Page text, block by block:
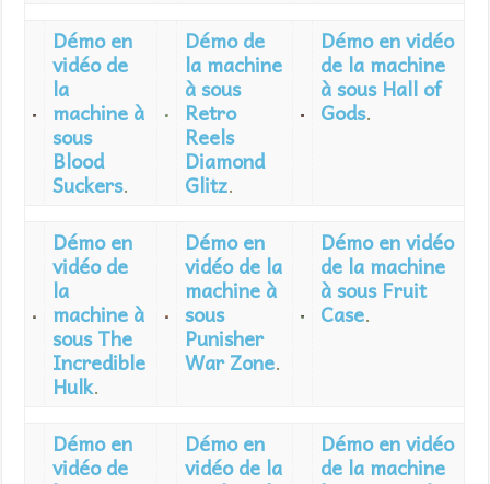
Démo en
vidéo de
la
machine à
sous
Blood
Suckers.
Démo de
la machine
à sous
Retro
Reels
Diamond
Glitz.
Démo en vidéo
de la machine
à sous Hall of
Gods.
Démo en
vidéo de
la
machine à
sous The
Incredible
Hulk.
Démo en
vidéo de la
machine à
sous
Punisher
War Zone.
Démo en vidéo
de la machine
à sous Fruit
Case.
Démo en
vidéo de
Démo en
vidéo de la
Démo en vidéo
de la machine